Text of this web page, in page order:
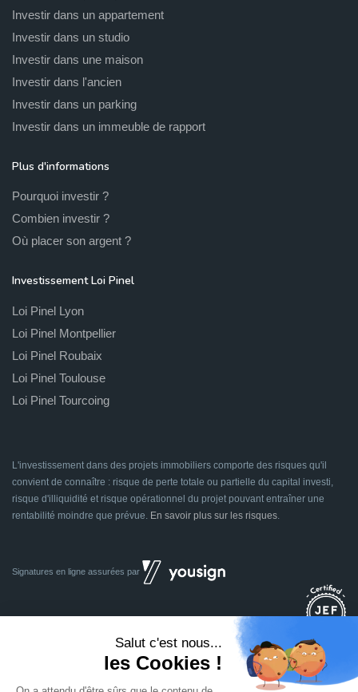
Investir dans un appartement
Investir dans un studio
Investir dans une maison
Investir dans l'ancien
Investir dans un parking
Investir dans un immeuble de rapport
Plus d'informations
Pourquoi investir ?
Combien investir ?
Où placer son argent ?
Investissement Loi Pinel
Loi Pinel Lyon
Loi Pinel Montpellier
Loi Pinel Roubaix
Loi Pinel Toulouse
Loi Pinel Tourcoing
L'investissement dans des projets immobiliers comporte des risques qu'il
convient de connaître : risque de perte totale ou partielle du capital investi,
risque d'illiquidité et risque opérationnel du projet pouvant entraîner une
rentabilité moindre que prévue. En savoir plus sur les risques.
Signatures en ligne assurées par